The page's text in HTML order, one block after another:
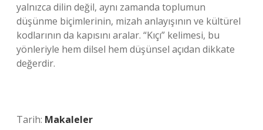
yalnızca dilin değil, aynı zamanda toplumun
düşünme biçimlerinin, mizah anlayışının ve kültürel
kodlarının da kapısını aralar. “Kıçı” kelimesi, bu
yönleriyle hem dilsel hem düşünsel açıdan dikkate
değerdir.
Tarih: Makaleler